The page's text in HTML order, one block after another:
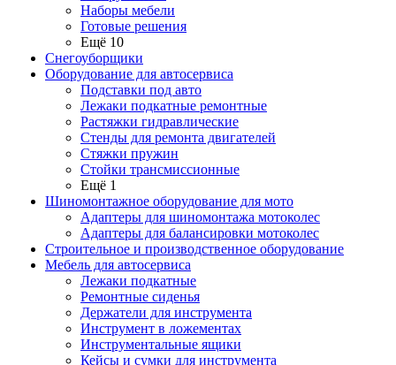
Наборы мебели
Готовые решения
Ещё 10
Снегоуборщики
Оборудование для автосервиса
Подставки под авто
Лежаки подкатные ремонтные
Растяжки гидравлические
Стенды для ремонта двигателей
Стяжки пружин
Стойки трансмиссионные
Ещё 1
Шиномонтажное оборудование для мото
Адаптеры для шиномонтажа мотоколес
Адаптеры для балансировки мотоколес
Строительное и производственное оборудование
Мебель для автосервиса
Лежаки подкатные
Ремонтные сиденья
Держатели для инструмента
Инструмент в ложементах
Инструментальные ящики
Кейсы и сумки для инструмента